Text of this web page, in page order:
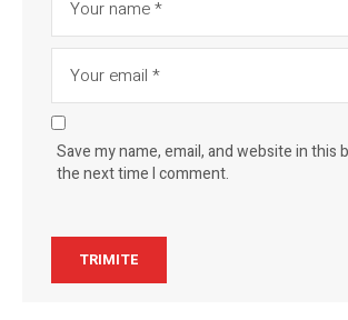
Save my name, email, and website in this
the next time I comment.